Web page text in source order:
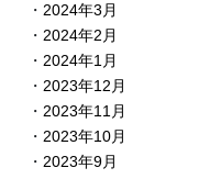
2024年3月
2024年2月
2024年1月
2023年12月
2023年11月
2023年10月
2023年9月